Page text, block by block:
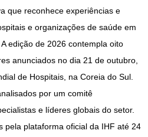
que reconhece experiências e
e organizações de saúde em
edição de 2026 contempla oito
anunciados no dia 21 de outubro,
de Hospitais, na Coreia do Sul.
por um comitê
e líderes globais do setor.
pela plataforma oficial da IHF até 24